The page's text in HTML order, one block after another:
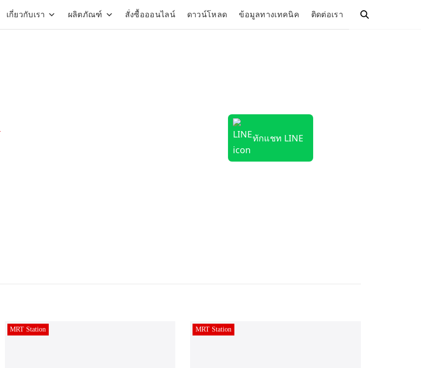
เกี่ยวกับเรา ผลิตภัณฑ์ สั่งซื้อออนไลน์ ดาวน์โหลด ข้อมูลทางเทคนิค ติดต่อเรา
ทักแชท LINE
MRT Station MRT Station